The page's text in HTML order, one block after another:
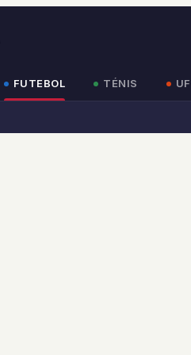
FUTEBOL TÉNIS